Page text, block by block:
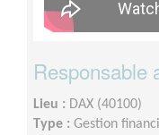
Responsable
Lieu : DAX (40100)
Type : Gestion